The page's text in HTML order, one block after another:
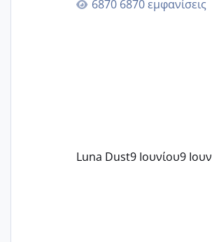
περνάνε με τίποτα.
6870 εμφανίσεις
Luna Dust9 Ιουνίου9 Ιουν